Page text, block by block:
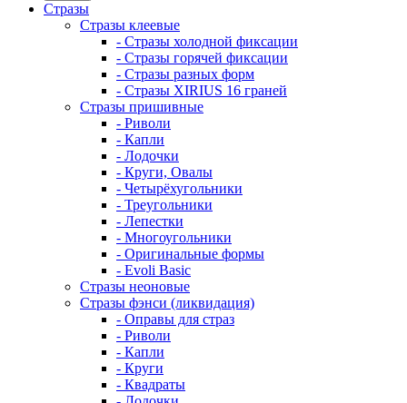
Стразы
Стразы клеевые
- Стразы холодной фиксации
- Стразы горячей фиксации
- Стразы разных форм
- Стразы XIRIUS 16 граней
Стразы пришивные
- Риволи
- Капли
- Лодочки
- Круги, Овалы
- Четырёхугольники
- Треугольники
- Лепестки
- Многоугольники
- Оригинальные формы
- Evoli Basic
Стразы неоновые
Стразы фэнси (ликвидация)
- Оправы для страз
- Риволи
- Капли
- Круги
- Квадраты